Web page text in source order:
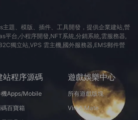
題、模版、插件、工具開發，提供企業建站,營
平台,小程序開發,NFT系統,分銷系統,雲服務器,
獨立站,VPS 雲主機,國外服務器,EMS郵件營
站程序源碼
機Apps/Mobile
百寶箱
遊戲娛樂中心
所有遊戲版塊
Virt A Mate